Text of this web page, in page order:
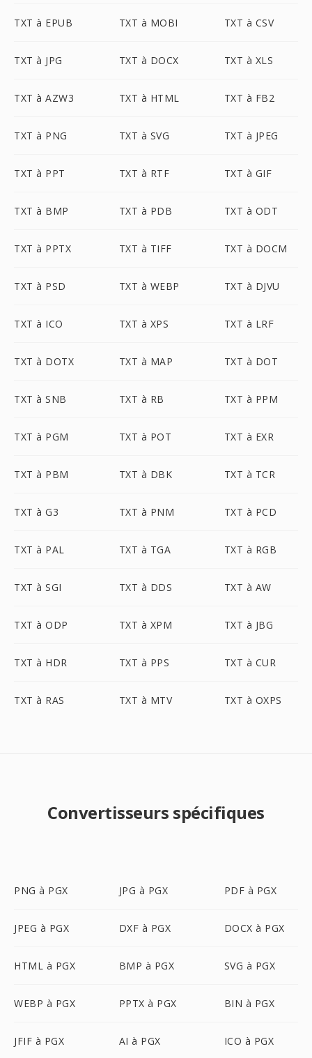
TXT à EPUB TXT à MOBI TXT à CSV
TXT à JPG TXT à DOCX TXT à XLS
TXT à AZW3 TXT à HTML TXT à FB2
TXT à PNG TXT à SVG TXT à JPEG
TXT à PPT TXT à RTF TXT à GIF
TXT à BMP TXT à PDB TXT à ODT
TXT à PPTX TXT à TIFF TXT à DOCM
TXT à PSD TXT à WEBP TXT à DJVU
TXT à ICO TXT à XPS TXT à LRF
TXT à DOTX TXT à MAP TXT à DOT
TXT à SNB TXT à RB TXT à PPM
TXT à PGM TXT à POT TXT à EXR
TXT à PBM TXT à DBK TXT à TCR
TXT à G3 TXT à PNM TXT à PCD
TXT à PAL TXT à TGA TXT à RGB
TXT à SGI TXT à DDS TXT à AW
TXT à ODP TXT à XPM TXT à JBG
TXT à HDR TXT à PPS TXT à CUR
TXT à RAS TXT à MTV TXT à OXPS
Convertisseurs spécifiques
PNG à PGX JPG à PGX PDF à PGX
JPEG à PGX DXF à PGX DOCX à PGX
HTML à PGX BMP à PGX SVG à PGX
WEBP à PGX PPTX à PGX BIN à PGX
JFIF à PGX AI à PGX ICO à PGX